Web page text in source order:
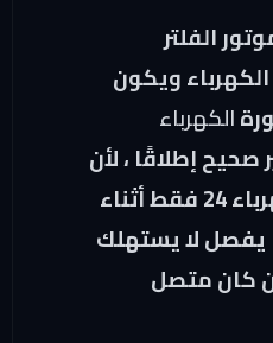
الفلتر
ويكون
الكهرباء
صحيح إطلاقًا ، لأن
الموتور يعمل بكهرباء 24 فقط أثناء
لا يستهلك
كان متصل